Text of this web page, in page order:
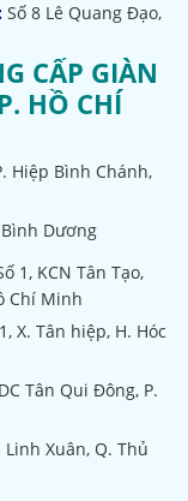
Số 8 Lê Quang Đạo,
CẤP GIÀN
HỒ CHÍ
Hiệp Bình Chánh,
Dương
1, KCN Tân Tạo,
Chí Minh
X. Tân hiệp, H. Hóc
Tân Qui Đông, P.
Linh Xuân, Q. Thủ